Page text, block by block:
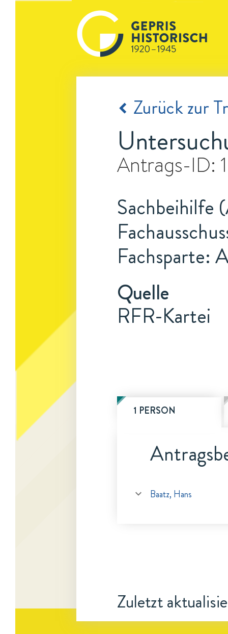
Zurück zur
Antrags-ID:
Sachbeihilfe
Fachsparte:
Quelle
RFR-Kartei
1 PERSON
Baatz, Hans
Zuletzt